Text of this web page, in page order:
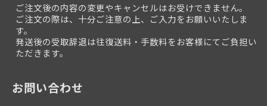
ご注文後の内容の変更やキャンセルはお受けできません。
ご注文の際は、十分ご注意の上、ご入力をお願いいたしま
す。
発送後の受取辞退は往復送料・手数料をお客様にてご負担い
ただきます。
お問い合わせ